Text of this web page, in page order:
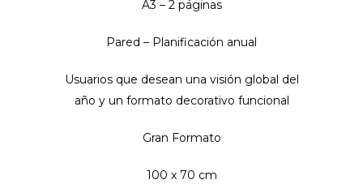
A3 – 2 páginas
Pared – Planificación anual
Usuarios que desean una visión global del
año y un formato decorativo funcional
Gran Formato
100 x 70 cm